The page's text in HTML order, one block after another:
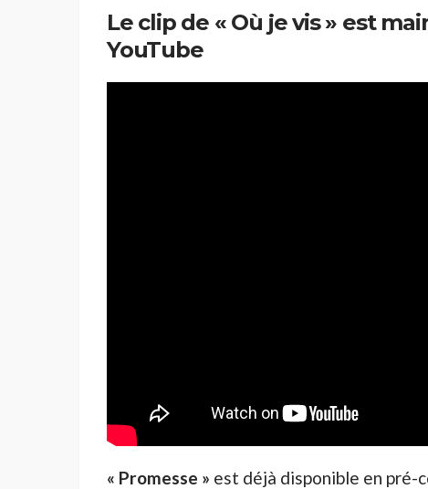
Le clip de « Où je vis » est
YouTube
« Promesse » est déjà disponible en pré-